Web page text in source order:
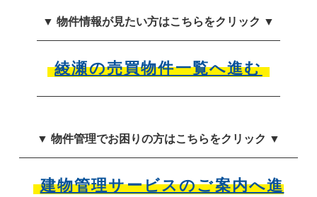
▼ 物件情報が見たい方はこちらをクリック ▼
綾瀬の売買物件一覧へ進む
▼ 物件管理でお困りの方はこちらをクリック ▼
建物管理サービスのご案内へ進